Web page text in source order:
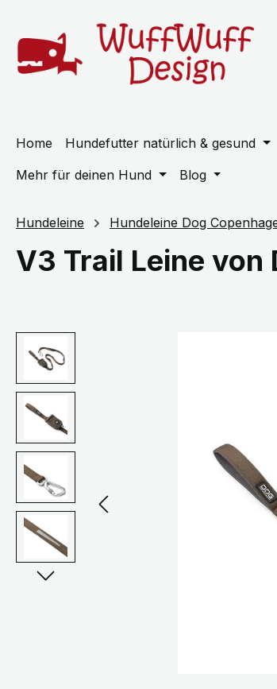
Home Hundefutter natürlich & gesund
Mehr für deinen Hund
Blog
Hundeleine Hundeleine Dog
V3 Trail Leine von